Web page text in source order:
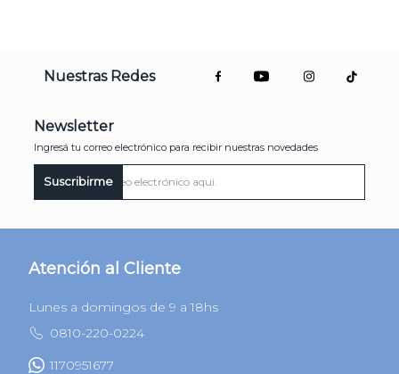
Nuestras Redes
Newsletter
Ingresá tu correo electrónico para recibir nuestras novedades
Suscribirme
Atención al Cliente
Lunes a domingos de 9 a 18hs
0810-220-0224
1170951677